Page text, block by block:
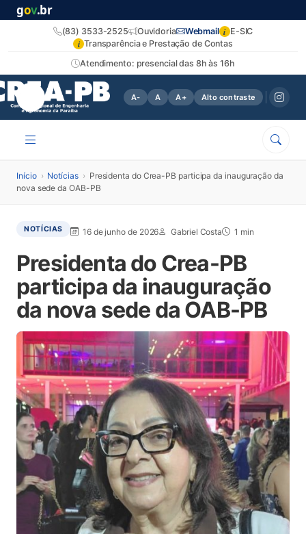
gov.br
Atendimento: presencial das 8h às 16h
(83) 3533-2525 Ouvidoria Webmail i E-SIC
i Transparência e Prestação de Contas
A- A A+ Alto contraste
Início › Notícias › Presidenta do Crea-PB participa da inauguração da
nova sede da OAB-PB
NOTÍCIAS 16 de junho de 2026 Gabriel Costa 1 min
Presidenta do Crea-PB
participa da inauguração
da nova sede da OAB-PB